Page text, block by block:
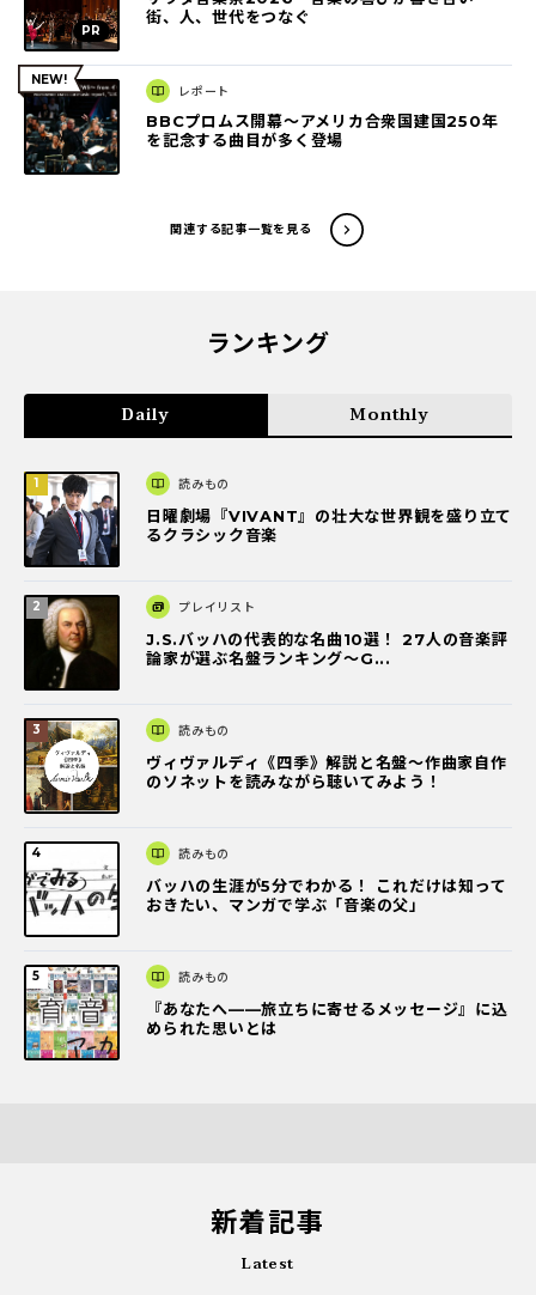
街、人、世代をつなぐ
レポート
BBCプロムス開幕～アメリカ合衆国建国250年
を記念する曲目が多く登場
関連する記事一覧を見る
ランキング
Daily Monthly
読みもの
日曜劇場『VIVANT』の壮大な世界観を盛り立て
るクラシック音楽
プレイリスト
J.S.バッハの代表的な名曲10選！ 27人の音楽評
論家が選ぶ名盤ランキング〜G...
読みもの
ヴィヴァルディ《四季》解説と名盤～作曲家自作
のソネットを読みながら聴いてみよう！
読みもの
バッハの生涯が5分でわかる！ これだけは知って
おきたい、マンガで学ぶ「音楽の父」
読みもの
『あなたへ――旅立ちに寄せるメッセージ』に込
められた思いとは
新着記事
Latest